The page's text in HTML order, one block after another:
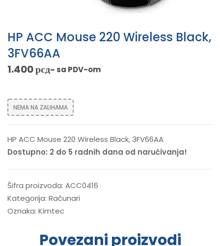
HP ACC Mouse 220 Wireless Black,
3FV66AA
1.400рсд~ sa PDV-om
NEMA NA ZALIHAMA
HP ACC Mouse 220 Wireless Black, 3FV66AA
Dostupno: 2 do 5 radnih dana od naručivanja!
Šifra proizvoda: ACC0416
Kategorija: Računari
Oznaka: Kimtec
Povezani proizvodi